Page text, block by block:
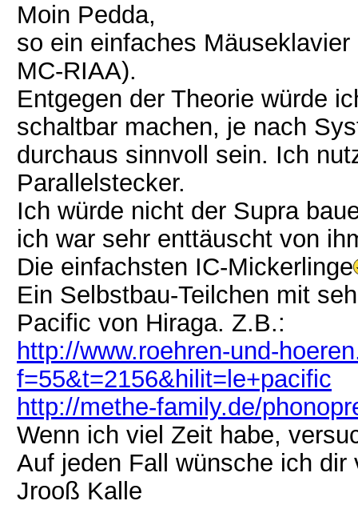
Moin Pedda,
so ein einfaches
MC-RIAA).
Entgegen der Theorie würde
schaltbar machen, je nach
durchaus sinnvoll sein. Ich
Parallelstecker.
Ich würde nicht der Supra
ich war sehr enttäuscht von
Die einfachsten IC-Mickerlinge
Ein Selbstbau-Teilchen mit
Pacific von Hiraga. Z.B.:
http://www.roehren-und-
f=55&t=2156&hilit=le+pacific
http://methe-family.de/
Wenn ich viel Zeit habe,
Auf jeden Fall wünsche ich dir
Jrooß Kalle